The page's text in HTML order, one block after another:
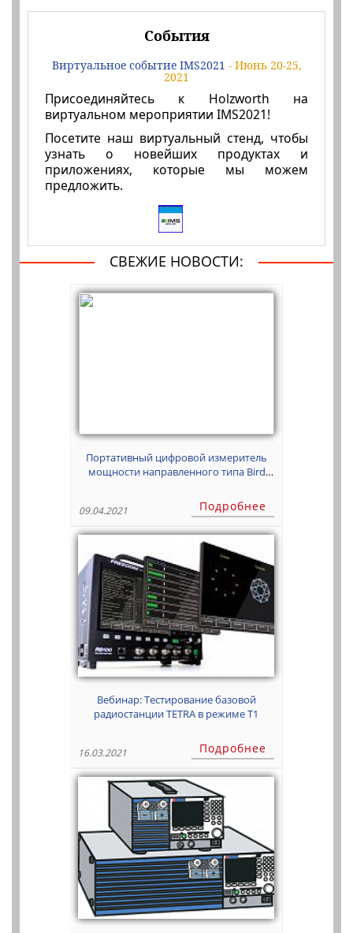
События
Виртуальное событие IMS2021 - Июнь 20-25,
2021
Присоединяйтесь к Holzworth на
виртуальном мероприятии IMS2021!
Посетите наш виртуальный стенд, чтобы
узнать о новейших продуктах и
приложениях, которые мы можем
предложить.
СВЕЖИЕ НОВОСТИ:
Портативный цифровой измеритель
мощности направленного типа Bird
09.04.2021 Подробнее
Вебинар: Тестирование базовой
радиостанции TETRA в режиме T1
16.03.2021 Подробнее